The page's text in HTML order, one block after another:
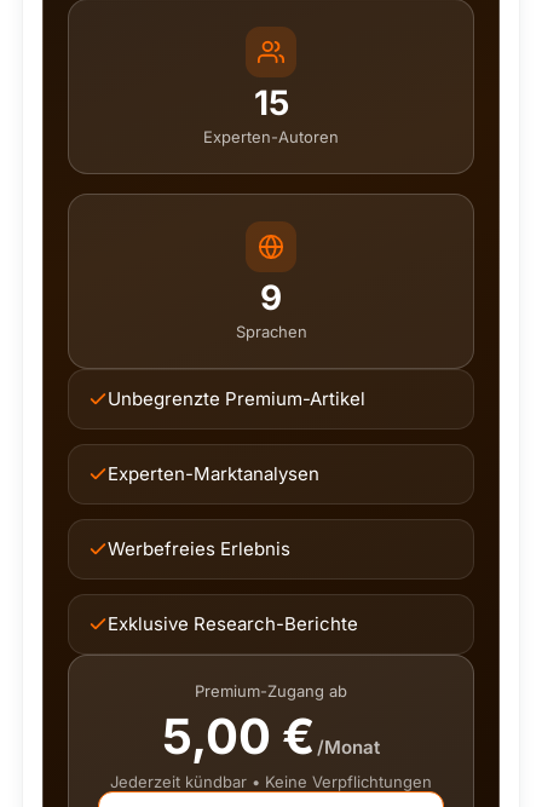
15
Experten-Autoren
9
Sprachen
Unbegrenzte Premium-Artikel
Experten-Marktanalysen
Werbefreies Erlebnis
Exklusive Research-Berichte
Premium-Zugang ab
5,00 € /Monat
Jederzeit kündbar • Keine Verpflichtungen